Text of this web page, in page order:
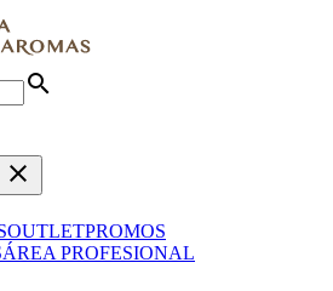
search
close
OUTLETPROMOS
ÁREA PROFESIONAL